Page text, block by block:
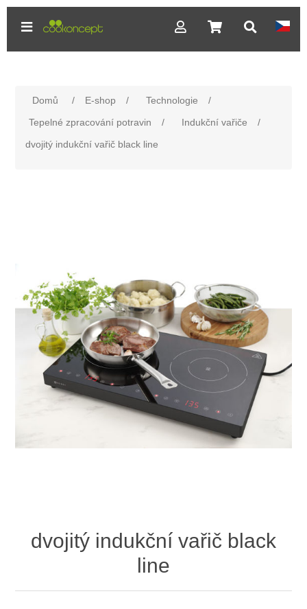
Domů / E-shop / Technologie
/
Tepelné zpracování potravin
/ Indukční vařiče
/
dvojitý indukční vařič black line
dvojitý indukční vařič black
line